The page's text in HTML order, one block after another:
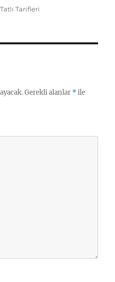
Kategoriler
Tatlı Tarifleri
Gerekli alanlar *ile